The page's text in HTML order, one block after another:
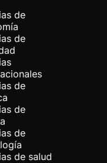
de
de
de
de
de
de salud